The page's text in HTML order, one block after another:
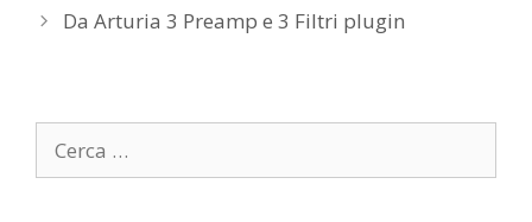
Da Arturia 3 Preamp e 3 Filtri plugin
Ricerca